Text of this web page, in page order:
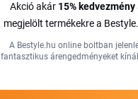
Akció akár 15% kedvezmény
megjelölt termékekre a
webshopban
A Bestyle.hu online boltban
fantasztikus árengedményeket